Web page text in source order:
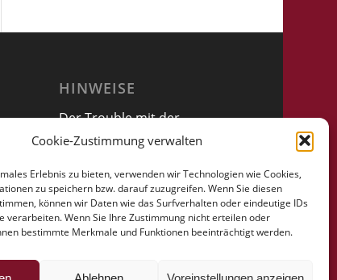
Cookie-Zustimmung verwalten
Erlebnis zu bieten, verwenden wir Technologien wie Cookies,
zu speichern bzw. darauf zuzugreifen. Wenn Sie diesen
können wir Daten wie das Surfverhalten oder eindeutige IDs
verarbeiten. Wenn Sie Ihre Zustimmung nicht erteilen oder
bestimmte Merkmale und Funktionen beeinträchtigt werden.
HINWEISE
Der Trouble mit der
Vollmacht